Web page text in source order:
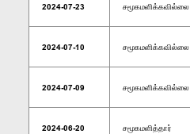
2024-07-23 சமூகமளிக்கவில்லை
2024-07-10 சமூகமளிக்கவில்லை
2024-07-09 சமூகமளிக்கவில்லை
2024-06-20 சமூகமளித்தார்